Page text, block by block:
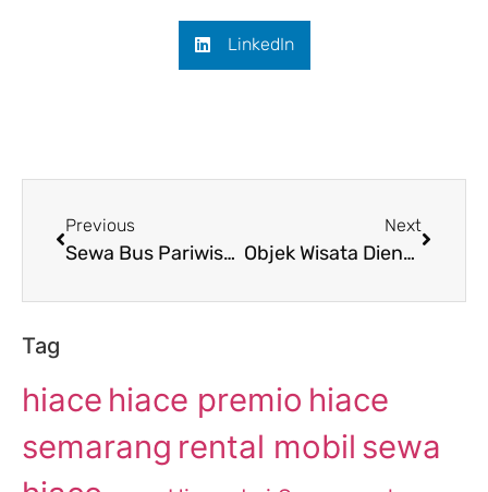
LinkedIn
Previous
Sewa Bus Pariwisata PO. Nugroho Semarang
Next
Objek Wisata Dieng Yang Bisa Di Jadikan Paket Wisata Dieng
Tag
hiace hiace premio hiace
semarang rental mobil sewa